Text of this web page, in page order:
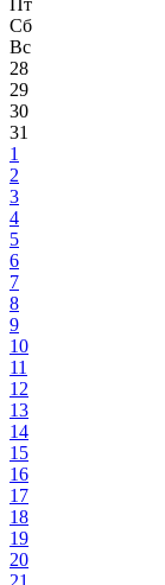
Пт
Сб
Вс
28
29
30
31
1
2
3
4
5
6
7
8
9
10
11
12
13
14
15
16
17
18
19
20